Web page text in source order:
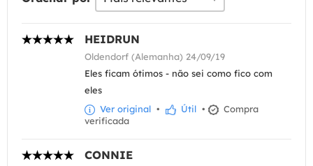
HEIDRUN
Oldendorf (Alemanha) 24/09/19
Eles ficam ótimos - não sei como fico com
eles
Ver original • Útil •
Compra
verificada
CONNIE